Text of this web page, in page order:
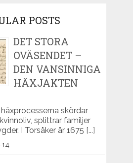
POSTS
DET STORA
OVÄSENDET –
DEN VANSINNIGA
HÄXJAKTEN
skördar
splittrar familjer
I Torsåker år 1675 [...]
14